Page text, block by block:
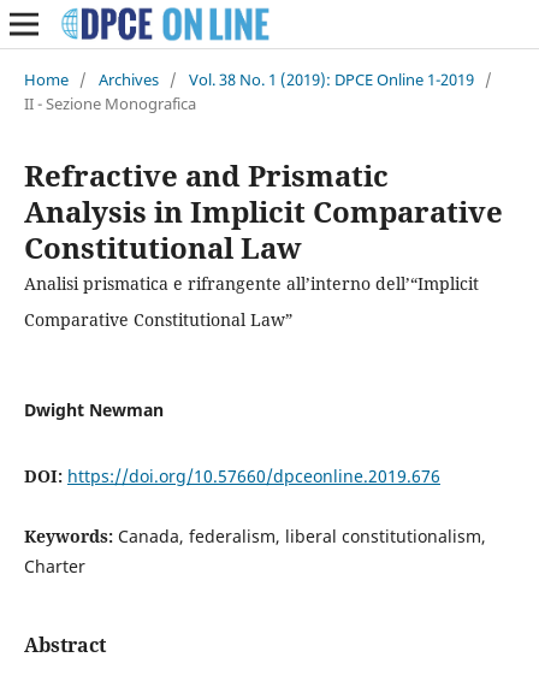
Home / Archives / Vol. 38 No. 1 (2019): DPCE Online 1-2019 /
II - Sezione Monografica
Refractive and Prismatic
Analysis in Implicit Comparative
Constitutional Law
Analisi prismatica e rifrangente all’interno dell’“Implicit
Comparative Constitutional Law”
Dwight Newman
DOI: https://doi.org/10.57660/dpceonline.2019.676
Keywords: Canada, federalism, liberal constitutionalism,
Charter
Abstract